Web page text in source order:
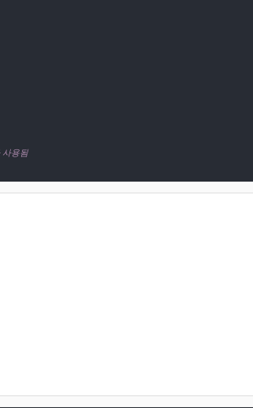
사용됨